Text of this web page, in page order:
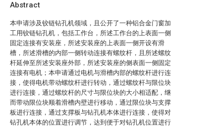
Abstract
本申请涉及铰链钻孔机领域，且公开了一种铝合金门窗加
工用铰链钻孔机，包括工作台，所述工作台的上表面一侧
固定连接有安装座，所述安装座的上表面一侧开设有滑
槽，所述滑槽的内部一侧转动连接有螺纹杆，且所述螺纹
杆延伸至所述安装座外部，所述安装座的侧表面一侧固定
连接有电机；本申请通过电机与滑槽内部的螺纹杆进行连
接，使得电机带动螺纹杆进行转动，通过螺纹杆与限位块
进行连接，通过螺纹杆的尺寸与限位块的大小相适配，继
而带动限位块顺着滑槽内壁进行移动，通过限位块与支撑
板进行连接，通过支撑板与钻孔机本体进行连接，使得对
钻孔机本体的位置进行调节，达到便于对钻孔机位置进行